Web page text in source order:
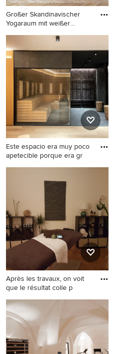
Großer Skandinavischer
Yogaraum mit weißer
Großer Skandinavischer
Yogaraum mit weißer
Wandfarbe, hellem
Holzboden und beigem
Boden in Mailand
Este espacio era muy poco
apetecible porque era gr
Multifunktionaler, Großer
Fitnessraum mit beigem
Boden in Sonstige
Après les travaux, on voit
que le résultat colle p
Mittelgroßer Fitnessraum mit
weißer Wandfarbe, hellem
Holzboden und beigem
Boden in Paris